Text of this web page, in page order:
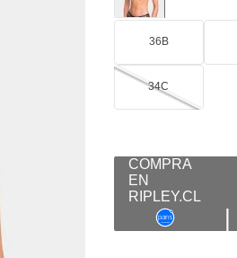
36B
34C
|